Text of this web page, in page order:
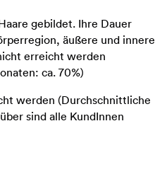
gebildet. Ihre Dauer
äußere und innere
erreicht werden
ca. 70%)
werden (Durchschnittliche
sind alle KundInnen